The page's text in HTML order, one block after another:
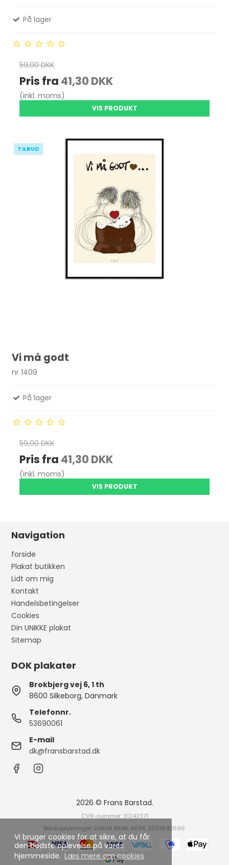
Vi bruger cookies for at sikre, at du får
den bedste oplevelse på vores
hjemmeside. Læs mere om cookies
På lager
59,00 DKK
Pris fra 41,30 DKK
(inkl. moms)
VIS PRODUKT
TILBUD
Vi må godt
nr 1409
På lager
59,00 DKK
Pris fra 41,30 DKK
(inkl. moms)
VIS PRODUKT
Navigation
forside
Plakat butikken
Lidt om mig
Kontakt
Handelsbetingelser
Cookies
Din UNIKKE plakat
Sitemap
DOK plakater
Brokbjerg vej 6, 1 th
8600 Silkeborg, Danmark
Telefonnr.
53690061
E-mail
dk@fransbarstad.dk
2026 © Frans Barstad.
CVR-nummer: 31242371
Bankoplysninger: LUNAR BANK 6695 2001642696